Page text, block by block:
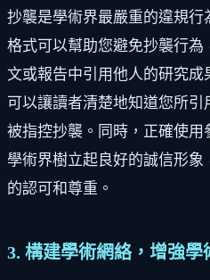
抄襲是學術界最嚴重的違規
格式可以幫助您避免抄襲行
文或報告中引用他人的研究
可以讓讀者清楚地知道您所
被指控抄襲。同時，正確使
學術界樹立起良好的誠信形
的認可和尊重。
3. 構建學術網絡，增強學